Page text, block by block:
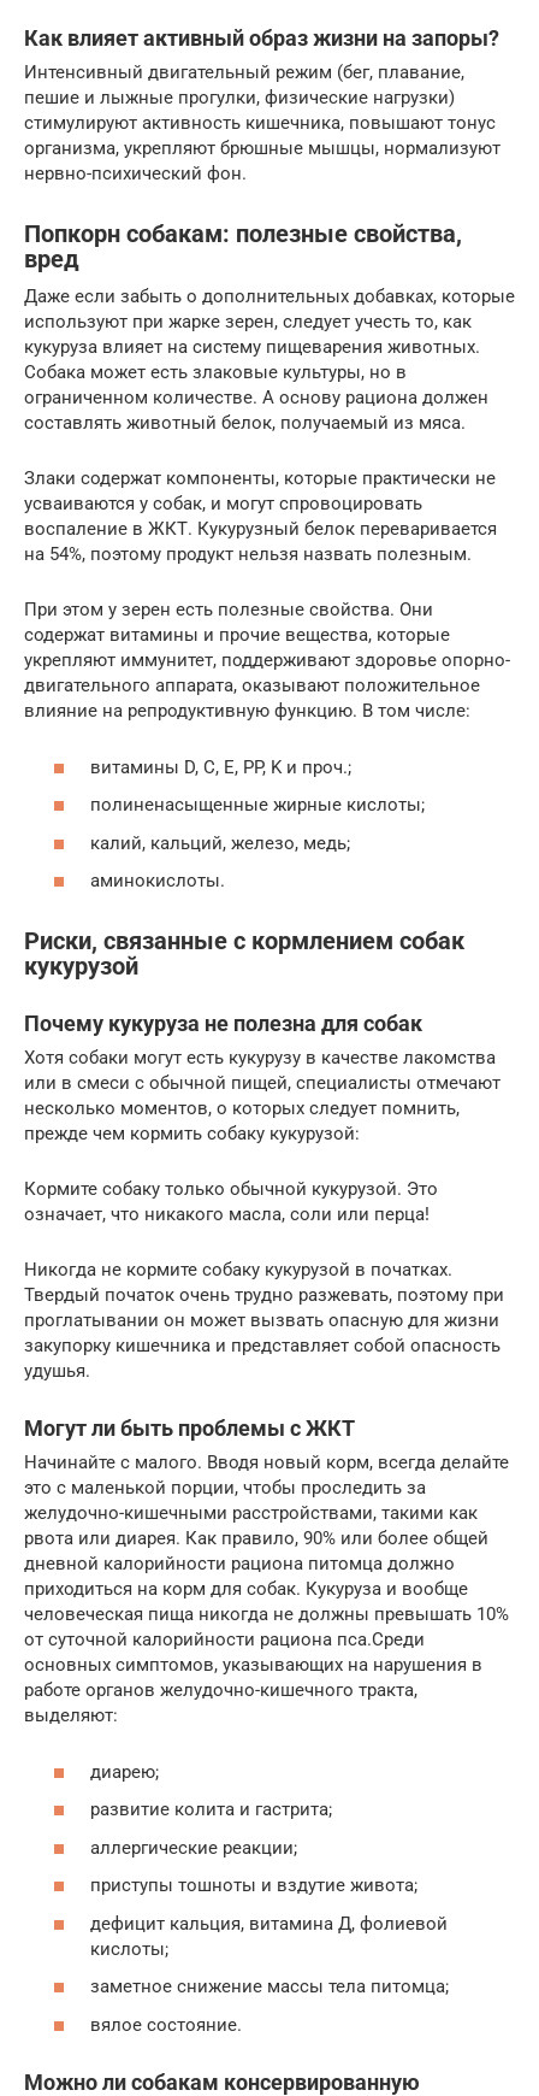
Как влияет активный образ жизни на запоры?
Интенсивный двигательный режим (бег, плавание,
пешие и лыжные прогулки, физические нагрузки)
стимулируют активность кишечника, повышают тонус
организма, укрепляют брюшные мышцы, нормализуют
нервно-психический фон.
Попкорн собакам: полезные свойства,
вред
Даже если забыть о дополнительных добавках, которые
используют при жарке зерен, следует учесть то, как
кукуруза влияет на систему пищеварения животных.
Собака может есть злаковые культуры, но в
ограниченном количестве. А основу рациона должен
составлять животный белок, получаемый из мяса.
Злаки содержат компоненты, которые практически не
усваиваются у собак, и могут спровоцировать
воспаление в ЖКТ. Кукурузный белок переваривается
на 54%, поэтому продукт нельзя назвать полезным.
При этом у зерен есть полезные свойства. Они
содержат витамины и прочие вещества, которые
укрепляют иммунитет, поддерживают здоровье опорно-
двигательного аппарата, оказывают положительное
влияние на репродуктивную функцию. В том числе:
витамины D, C, E, PP, K и проч.;
полиненасыщенные жирные кислоты;
калий, кальций, железо, медь;
аминокислоты.
Риски, связанные с кормлением собак
кукурузой
Почему кукуруза не полезна для собак
Хотя собаки могут есть кукурузу в качестве лакомства
или в смеси с обычной пищей, специалисты отмечают
несколько моментов, о которых следует помнить,
прежде чем кормить собаку кукурузой:
Кормите собаку только обычной кукурузой. Это
означает, что никакого масла, соли или перца!
Никогда не кормите собаку кукурузой в початках.
Твердый початок очень трудно разжевать, поэтому при
проглатывании он может вызвать опасную для жизни
закупорку кишечника и представляет собой опасность
удушья.
Могут ли быть проблемы с ЖКТ
Начинайте с малого. Вводя новый корм, всегда делайте
это с маленькой порции, чтобы проследить за
желудочно-кишечными расстройствами, такими как
рвота или диарея. Как правило, 90% или более общей
дневной калорийности рациона питомца должно
приходиться на корм для собак. Кукуруза и вообще
человеческая пища никогда не должны превышать 10%
от суточной калорийности рациона пса.Среди
основных симптомов, указывающих на нарушения в
работе органов желудочно-кишечного тракта,
выделяют:
диарею;
развитие колита и гастрита;
аллергические реакции;
приступы тошноты и вздутие живота;
дефицит кальция, витамина Д, фолиевой
кислоты;
заметное снижение массы тела питомца;
вялое состояние.
Можно ли собакам консервированную